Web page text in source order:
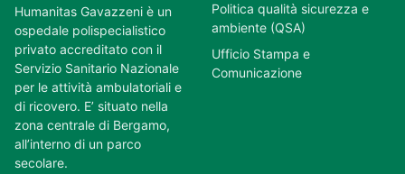
Humanitas Gavazzeni è un
ospedale polispecialistico
privato accreditato con il
Servizio Sanitario Nazionale
per le attività ambulatoriali e
di ricovero. E’ situato nella
zona centrale di Bergamo,
all’interno di un parco
secolare.
Politica qualità sicurezza e
ambiente (QSA)
Ufficio Stampa e
Comunicazione